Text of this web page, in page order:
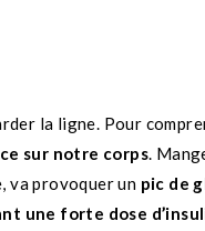
la ligne. Pour
sur notre corps.
va provoquer un pic de
une forte dose